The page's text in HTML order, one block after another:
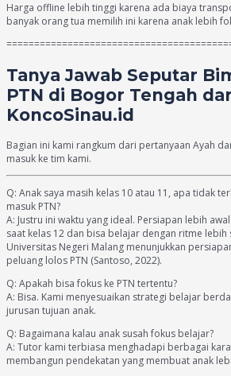
Harga offline lebih tinggi karena ada biaya
banyak orang tua memilih ini karena anak lebih
Tanya Jawab Seputar
PTN di Bogor Tengah
KoncoSinau.id
Bagian ini kami rangkum dari pertanyaan Ayah
masuk ke tim kami.
Q: Anak saya masih kelas 10 atau 11, apa tidak
masuk PTN?
A: Justru ini waktu yang ideal. Persiapan lebih
saat kelas 12 dan bisa belajar dengan ritme lebih
Universitas Negeri Malang menunjukkan
peluang lolos PTN (Santoso, 2022).
Q: Apakah bisa fokus ke PTN tertentu?
A: Bisa. Kami menyesuaikan strategi belajar
jurusan tujuan anak.
Q: Bagaimana kalau anak susah fokus belajar?
A: Tutor kami terbiasa menghadapi berbagai
membangun pendekatan yang membuat anak